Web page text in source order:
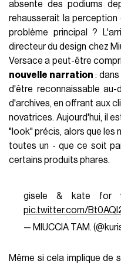
absente des podiums
rehausserait la perception
problème principal ?
directeur du design chez
Versace a peut-être
nouvelle narration :
d'être reconnaissable
d'archives, en offrant aux
novatrices. Aujourd'hui, il
"look" précis, alors que les
toutes un - que ce soit
certains produits phares.
gisele & kate for
pic.twitter.com/
— MIUCCIA TAM.
Même si cela implique de